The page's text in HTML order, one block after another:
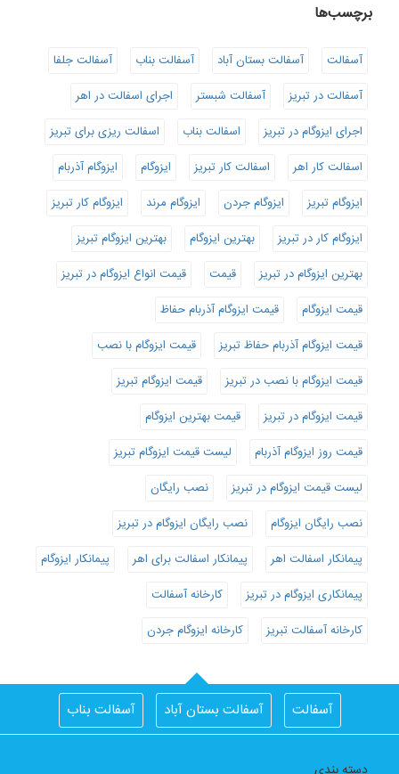
برچسب‌ها
آسفالت آسفالت بستان آباد آسفالت بناب
آسفالت جلفا
آسفالت در تبریز
آسفالت شبستر
اجرای اسفالت در اهر
اجرای ایزوگام در تبریز
اسفالت بناب
اسفالت ریزی برای تبریز
اسفالت کار اهر
اسفالت کار تبریز ایزوگام
ایزوگام آذربام
ایزوگام تبریز
ایزوگام جردن ایزوگام مرند
ایزوگام کار تبریز
ایزوگام کار در تبریز
بهترین ایزوگام
بهترین ایزوگام تبریز
بهترین ایزوگام در تبریز
قیمت
قیمت انواع ایزوگام در تبریز
قیمت ایزوگام
قیمت ایزوگام آذربام حفاظ
قیمت ایزوگام آذربام حفاظ تبریز
قیمت ایزوگام با نصب
قیمت ایزوگام با نصب در تبریز
قیمت ایزوگام تبریز
قیمت ایزوگام در تبریز
قیمت بهترین ایزوگام
قیمت روز ایزوگام آذربام
لیست قیمت ایزوگام تبریز
لیست قیمت ایزوگام در تبریز
نصب رایگان
نصب رایگان ایزوگام
نصب رایگان ایزوگام در تبریز
پیمانکار اسفالت اهر
پیمانکار اسفالت برای اهر
پیمانکار ایزوگام
پیمانکاری ایزوگام در تبریز
کارخانه آسفالت
کارخانه آسفالت تبریز
کارخانه ایزوگام جردن
آسفالت آسفالت بستان آباد
آسفالت بناب